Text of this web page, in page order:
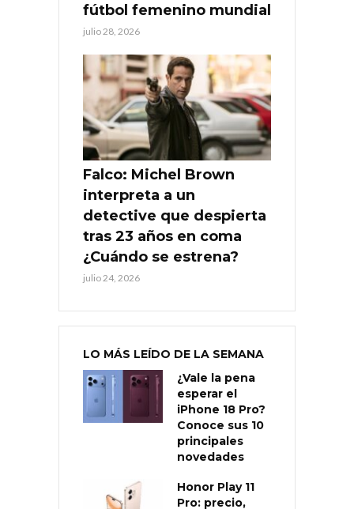
fútbol femenino mundial
julio 28, 2026
Falco: Michel Brown
interpreta a un
detective que despierta
tras 23 años en coma
¿Cuándo se estrena?
julio 24, 2026
LO MÁS LEÍDO DE LA SEMANA
¿Vale la pena
esperar el
iPhone 18 Pro?
Conoce sus 10
principales
novedades
Honor Play 11
Pro: precio,